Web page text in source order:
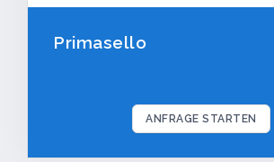
Primasello
ANFRAGE STARTEN